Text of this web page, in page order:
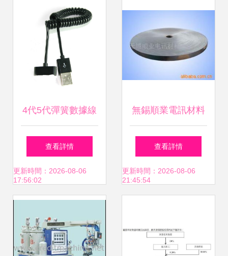
4代5代彈簧數據線
車載伸縮充電新體
驗，源廠家直供揭
秘
查看詳情
更新時間：2026-08-06
17:56:02
無錫順業電訊材料
其他通信線纜及通
信產品概覽
查看詳情
更新時間：2026-08-06
21:45:54